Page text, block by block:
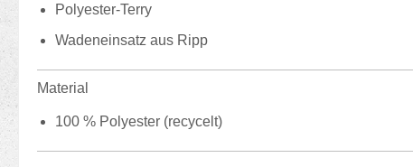
Polyester-Terry
Wadeneinsatz aus Ripp
Material
100 % Polyester (recycelt)